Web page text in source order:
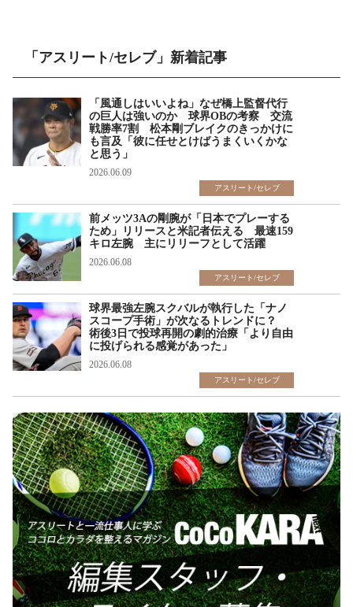
「アスリート/セレブ」新着記事
「風通しはいいよね」なぜ橋上監督代行
の巨人は強いのか 球界OBの考察 交流
戦勝率7割 松本剛ブレイクのきっかけに
も言及「彼に任せとけばうまくいくかな
と思う」
2026.06.09
アスリート/セレブ
前メッツ3Aの剛腕が「日本でプレーする
ため」リリースと米記者伝える 最速159
キロ左腕 主にリリーフとして活躍
2026.06.08
アスリート/セレブ
球界最強左腕スクバルが執行した「ナノ
スコープ手術」が次なるトレンドに？
術後3日で投球再開の劇的治療「より自由
に投げられる感覚があった」
2026.06.08
アスリート/セレブ